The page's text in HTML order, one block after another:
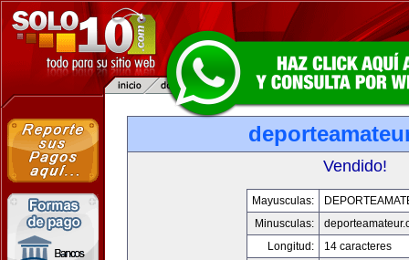
Vendido!
Mayusculas:
Minusculas:
Longitud:
14 caracteres